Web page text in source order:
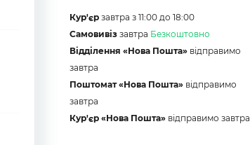
Кур'єр завтра з 11:00 до 18:00
Самовивіз завтра Безкоштовно
Відділення «Нова Пошта» відправимо
завтра
Поштомат «Нова Пошта» відправимо
завтра
Кур'єр «Нова Пошта» відправимо завтра